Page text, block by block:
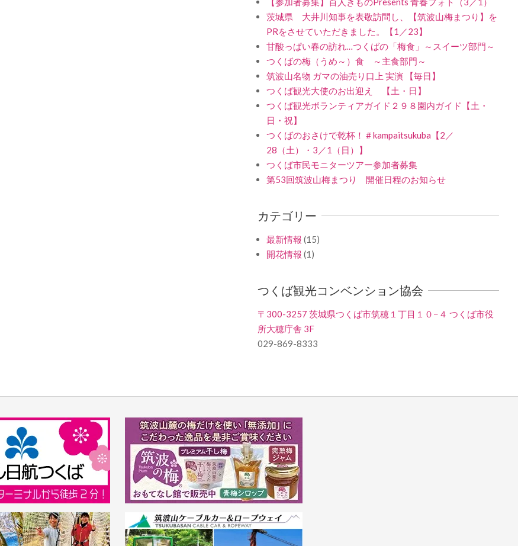
茨城県 大井川知事を表敬訪問し、【筑波山梅まつり】を
PRをさせていただきました。【1／23】
甘酸っぱい春の訪れ…つくばの「梅食」～スイーツ部門～
つくばの梅（うめ～）食 ～主食部門～
筑波山名物 ガマの油売り口上 実演 【毎日】
つくば観光大使のお出迎え 【土・日】
つくば観光ボランティアガイド２９８園内ガイド【土・
日・祝】
つくばのおさけで乾杯！＃kampaitsukuba【2／
28（土）・3／1（日）】
つくば市民モニターツアー参加者募集
第53回筑波山梅まつり 開催日程のお知らせ
カテゴリー
最新情報 (15)
開花情報 (1)
つくば観光コンベンション協会
〒300-3257 茨城県つくば市筑穂１丁目１０−４ つくば市役
所大穂庁舎 3F
029-869-8333